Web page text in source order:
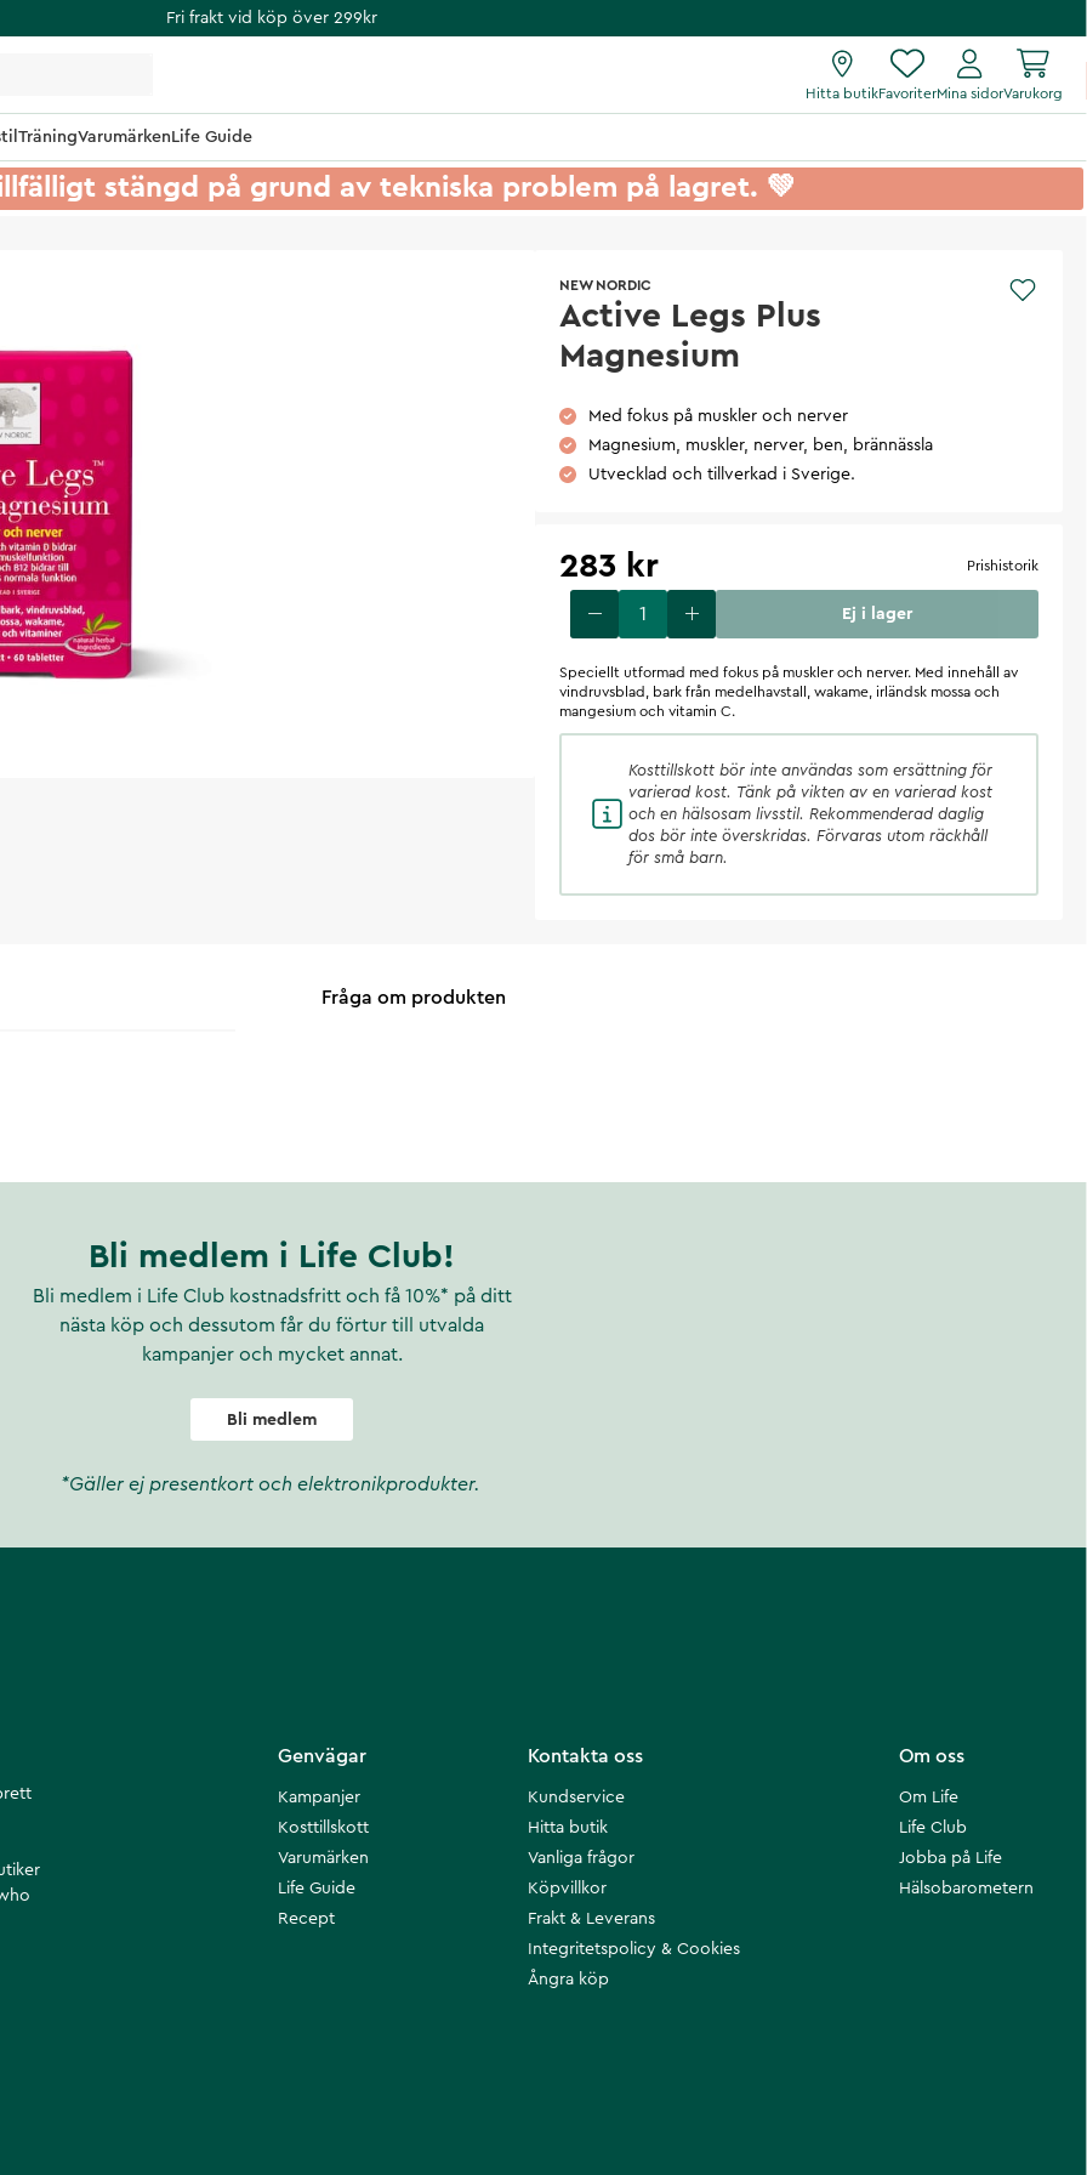
Fri frakt vid köp över 299kr
Hitta butikFavoriterMina sidorVarukorg
TräningVarumärkenLife Guide
stängd på grund av tekniska problem på lagret. 💚
NEW NORDIC
Active Legs Plus
Magnesium
Med fokus på muskler och nerver
Magnesium, muskler, nerver, ben, brännässla
Utvecklad och tillverkad i Sverige.
283 kr Prishistorik
Ej i lager
Speciellt utformad med fokus på muskler och nerver. Med innehåll av
vindruvsblad, bark från medelhavstall, wakame, irländsk mossa och
mangesium och vitamin C.
Kosttillskott bör inte användas som ersättning för
varierad kost. Tänk på vikten av en varierad kost
och en hälsosam livsstil. Rekommenderad daglig
dos bör inte överskridas. Förvaras utom räckhåll
för små barn.
Fråga om produkten
Bli medlem i Life Club!
Bli medlem i Life Club kostnadsfritt och få 10%* på ditt
nästa köp och dessutom får du förtur till utvalda
kampanjer och mycket annat.
Bli medlem
*Gäller ej presentkort och elektronikprodukter.
Om oss
Om Life
Life Club
Jobba på Life
Hälsobarometern
Kontakta oss
Kundservice
Hitta butik
Vanliga frågor
Köpvillkor
Frakt & Leverans
Integritetspolicy & Cookies
Ångra köp
Genvägar
Kampanjer
Kosttillskott
Varumärken
Life Guide
Recept